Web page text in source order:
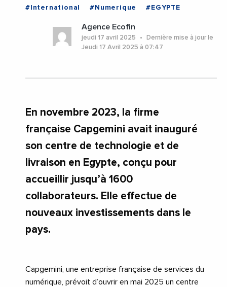
#International
#Numerique #EGYPTE
Agence Ecofin
jeudi 17 avril 2025
Dernière mise à jour le
Jeudi 17 Avril 2025 à 07:47
En novembre 2023, la firme
française Capgemini avait inauguré
son centre de technologie et de
livraison en Egypte, conçu pour
accueillir jusqu’à 1600
collaborateurs. Elle effectue de
nouveaux investissements dans le
pays.
Capgemini, une entreprise française de services du
numérique, prévoit d’ouvrir en mai 2025 un centre